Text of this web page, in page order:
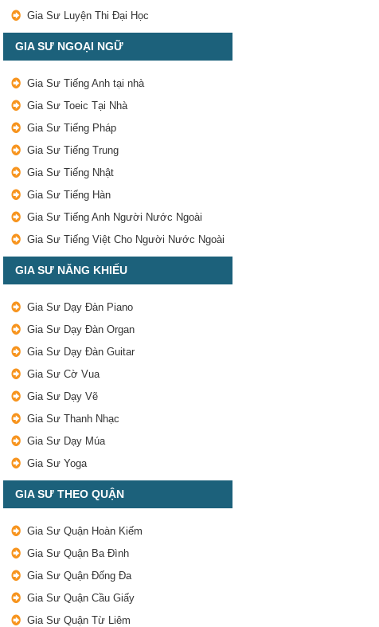
Gia Sư Luyện Thi Đại Học
GIA SƯ NGOẠI NGỮ
Gia Sư Tiếng Anh tại nhà
Gia Sư Toeic Tại Nhà
Gia Sư Tiếng Pháp
Gia Sư Tiếng Trung
Gia Sư Tiếng Nhật
Gia Sư Tiếng Hàn
Gia Sư Tiếng Anh Người Nước Ngoài
Gia Sư Tiếng Việt Cho Người Nước Ngoài
GIA SƯ NĂNG KHIẾU
Gia Sư Dạy Đàn Piano
Gia Sư Dạy Đàn Organ
Gia Sư Dạy Đàn Guitar
Gia Sư Cờ Vua
Gia Sư Dạy Vẽ
Gia Sư Thanh Nhạc
Gia Sư Dạy Múa
Gia Sư Yoga
GIA SƯ THEO QUẬN
Gia Sư Quận Hoàn Kiếm
Gia Sư Quận Ba Đình
Gia Sư Quận Đống Đa
Gia Sư Quận Cầu Giấy
Gia Sư Quận Từ Liêm